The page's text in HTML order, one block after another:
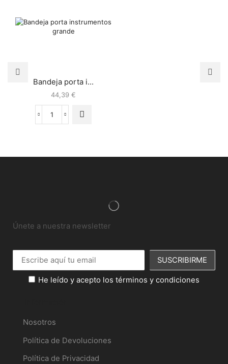
Bandeja porta i...
44,39 €
Únete a nuestra newsletter
He leído y acepto los términos y condiciones
Nosotros
Política de Devoluciones
Política de Privacidad